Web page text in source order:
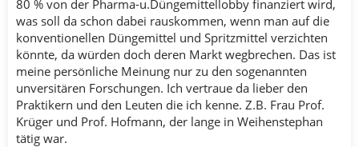
80 % von der Pharma-u.Düngemittellobby finanziert wird,
was soll da schon dabei rauskommen, wenn man auf die
konventionellen Düngemittel und Spritzmittel verzichten
könnte, da würden doch deren Markt wegbrechen. Das ist
meine persönliche Meinung nur zu den sogenannten
unversitären Forschungen. Ich vertraue da lieber den
Praktikern und den Leuten die ich kenne. Z.B. Frau Prof.
Krüger und Prof. Hofmann, der lange in Weihenstephan
tätig war.